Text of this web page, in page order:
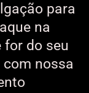
para
na
for do seu
nossa